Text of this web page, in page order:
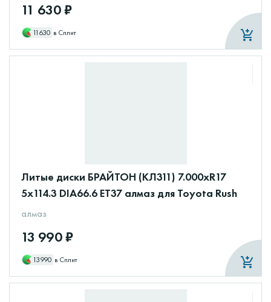
11 630 ₽
11630 в Сплит
Литые диски БРАЙТОН (КЛ311) 7.000xR17
5x114.3 DIA66.6 ET37 алмаз для Toyota Rush
алмаз
13 990 ₽
13990 в Сплит